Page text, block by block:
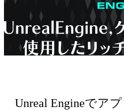
Unreal Engineでアプ